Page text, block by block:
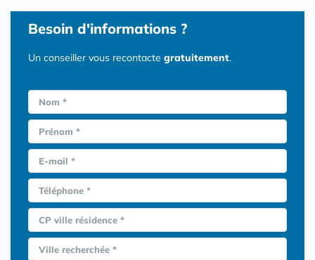
Besoin d'informations ?
Un conseiller vous recontacte gratuitement.
Nom *
Prénom *
E-mail *
Téléphone *
CP ville résidence *
Ville recherchée *